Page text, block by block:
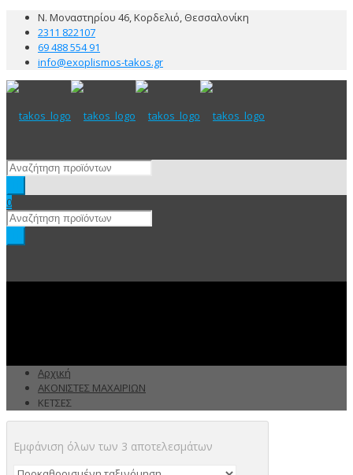
Ν. Μοναστηρίου 46, Κορδελιό, Θεσσαλονίκη
2311 822107
69 488 554 91
info@exoplismos-takos.gr
0
Αρχική
ΑΚΟΝΙΣΤΕΣ ΜΑΧΑΙΡΙΩΝ
ΚΕΤΣΕΣ
Εμφάνιση όλων των 3 αποτελεσμάτων